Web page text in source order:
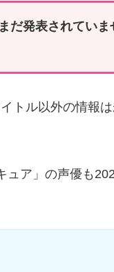
発表されていま
トル以外の情報
ュア」の声優も